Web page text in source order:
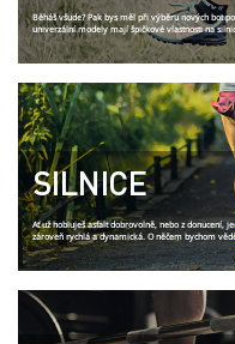
Běháš všude? Pak bys měl při výběru nových bot
univerzální modely mají špičkové vlastnosti na
SILNICE
Ať už hobluješ asfalt dobrovolně, nebo z donucení,
zároveň rychlá a dynamická. O něčem bychom